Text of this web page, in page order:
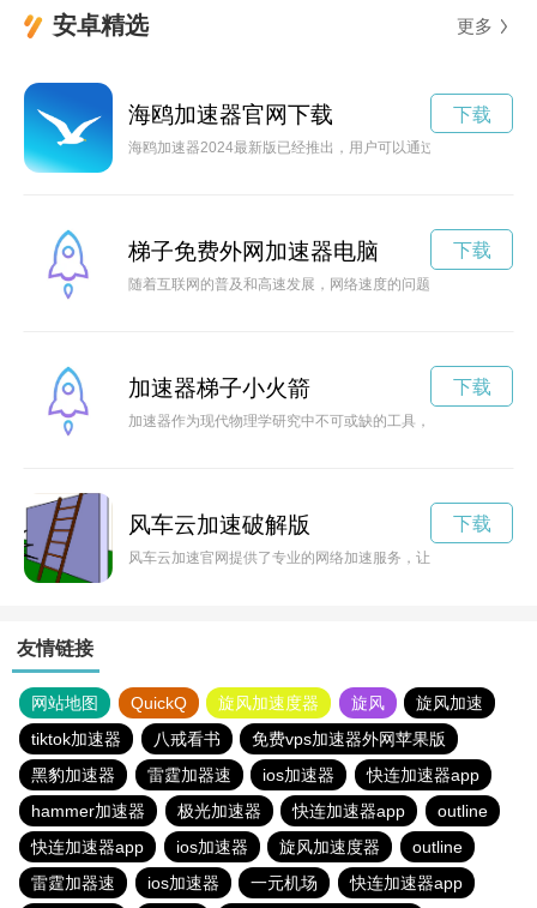
安卓精选 更多
海鸥加速器官网下载
海鸥加速器2024最新版已经推出，用户可以通过下载来体验更
下载
梯子免费外网加速器电脑
随着互联网的普及和高速发展，网络速度的问题一直困扰着许
下载
加速器梯子小火箭
加速器作为现代物理学研究中不可或缺的工具，不仅可以加速
下载
风车云加速破解版
风车云加速官网提供了专业的网络加速服务，让用户在网络世
下载
友情链接
网站地图 QuickQ 旋风加速度器 旋风
旋风加速
tiktok加速器
八戒看书
免费vps加速器外网苹果版
黑豹加速器
雷霆加器速 ios加速器
快连加速器app
hammer加速器
极光加速器 快连加速器app
outline
快连加速器app
ios加速器 旋风加速度器
outline
雷霆加器速
ios加速器 一元机场 快连加速器app